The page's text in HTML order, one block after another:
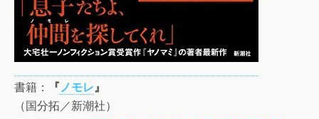
書籍： 『ノモレ』
（国分拓／新潮社）